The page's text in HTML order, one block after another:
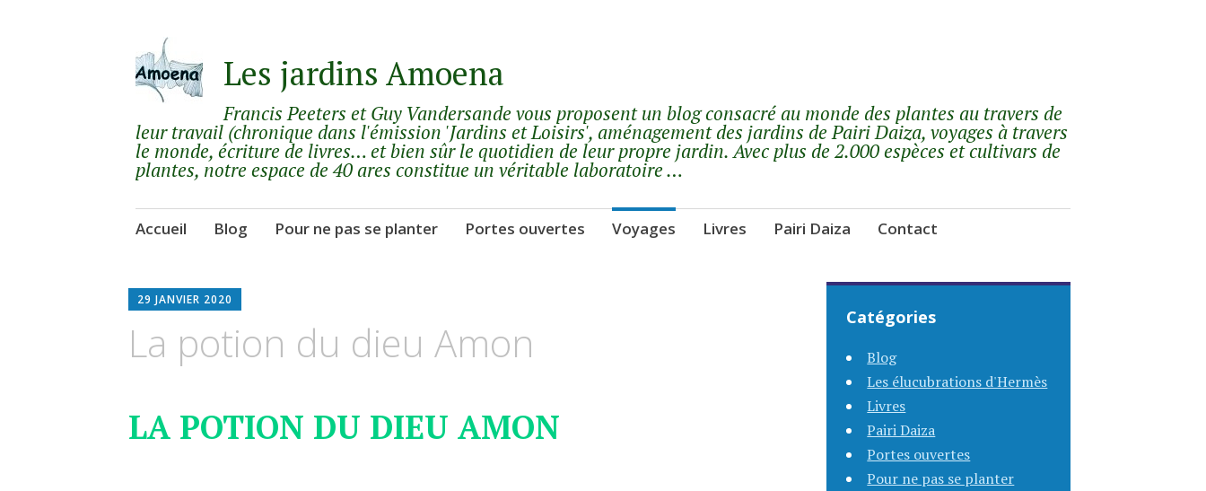
Les jardins Amoena
Francis Peeters et Guy Vandersande vous proposent un blog consacré au monde des plantes au travers de
leur travail (chronique dans l'émission 'Jardins et Loisirs', aménagement des jardins de Pairi Daiza, voyages à travers
le monde, écriture de livres… et bien sûr le quotidien de leur propre jardin. Avec plus de 2.000 espèces et cultivars de
plantes, notre espace de 40 ares constitue un véritable laboratoire …
Aller
principal
Accueil Blog Pour ne pas se planter Portes ouvertes Voyages Livres Pairi Daiza Contact
29 JANVIER 2020
La potion du dieu Amon
LA POTION DU DIEU AMON
Catégories
Blog
Les élucubrations d'Hermès
Livres
Pairi Daiza
Portes ouvertes
Pour ne pas se planter